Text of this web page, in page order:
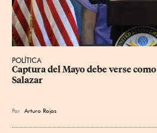
POLÍTICA
Captura del Mayo debe verse
Salazar
Por Arturo Rojas